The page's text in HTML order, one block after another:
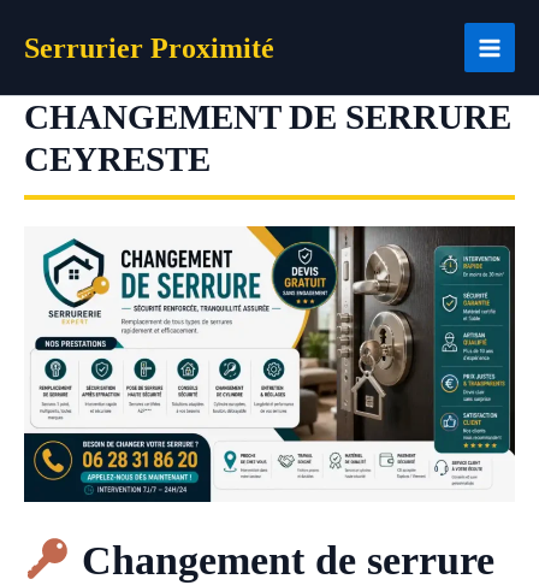
Serrurier Proximité
CHANGEMENT DE SERRURE
CEYRESTE
Changement de serrure